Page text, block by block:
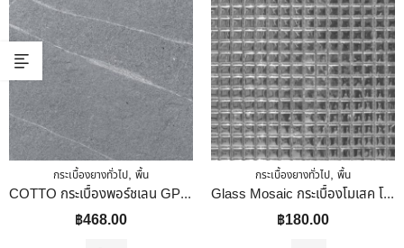
กระเบื้องยางทั่วไป, พื้น
COTTO กระเบื้องพอร์ชเลน GP 40X40 ฟอลคอน เทาเข้ม (HYG) R10 PM
฿468.00
กระเบื้องยางทั่วไป, พื้น
Glass Mosaic กระเบื้องโมเสค โมเสคแก้ว กระเบื้องผนัง กระเบื้องพื้น แต่งบ้าน ห้องครัว ห้องน้ำ สระว่ายน้ำ ฯ Mosaic Tile Bathroom Kitchen Swimming Pool รุ่น YP-19YE-F014 โมเสค 30×30
฿180.00